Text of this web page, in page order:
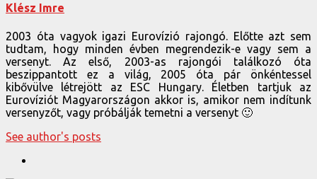
Klész Imre
2003 óta vagyok igazi Eurovízió rajongó. Előtte azt sem
tudtam, hogy minden évben megrendezik-e vagy sem a
versenyt. Az első, 2003-as rajongói találkozó óta
beszippantott ez a világ, 2005 óta pár önkéntessel
kibővülve létrejött az ESC Hungary. Életben tartjuk az
Eurovíziót Magyarországon akkor is, amikor nem indítunk
versenyzőt, vagy próbálják temetni a versenyt 🙂
See author's posts